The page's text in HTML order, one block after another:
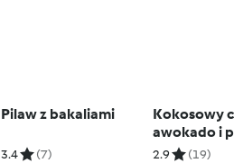
Pilaw z bakaliami
3.4 (7)
Kokosowy
awokado i
curry
2.9 (19)